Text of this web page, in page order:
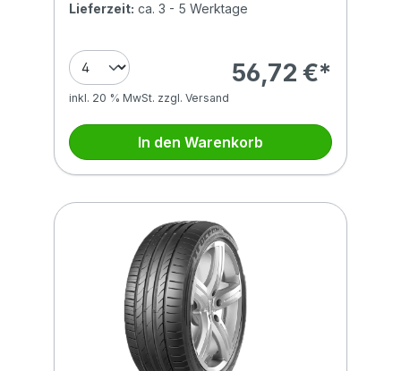
Lieferzeit: ca. 3 - 5 Werktage
56,72 €*
inkl. 20 % MwSt. zzgl. Versand
In den Warenkorb